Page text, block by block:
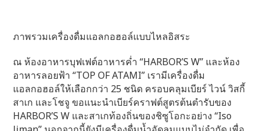
ภาพรวมเครื่องดื่มแอลกอฮอล์แบบไหลอิสระ
ณ ห้องอาหารบุฟเฟต์อาหารค่ำ “HARBOR’S W” และห้อง
อาหารลอยฟ้า “TOP OF ATAMI” เรามีเครื่องดื่ม
แอลกอฮอล์ให้เลือกกว่า 25 ชนิด ครอบคลุมเบียร์ ไวน์ วิสกี้
สาเก และโชจู ขอแนะนำเบียร์คราฟต์สูตรต้นตำรับของ
HARBOR’S W และสาเกท้องถิ่นของชิซูโอกะอย่าง “Iso